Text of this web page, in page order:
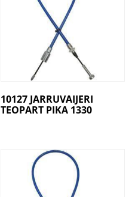
10127 JARRUVAIJERI
TEOPART PIKA 1330